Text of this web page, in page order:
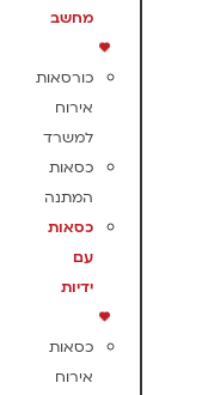
מחשב
כורסאות
אירוח
למשרד
כסאות
המתנה
כסאות
עם
ידיות
כסאות
אירוח